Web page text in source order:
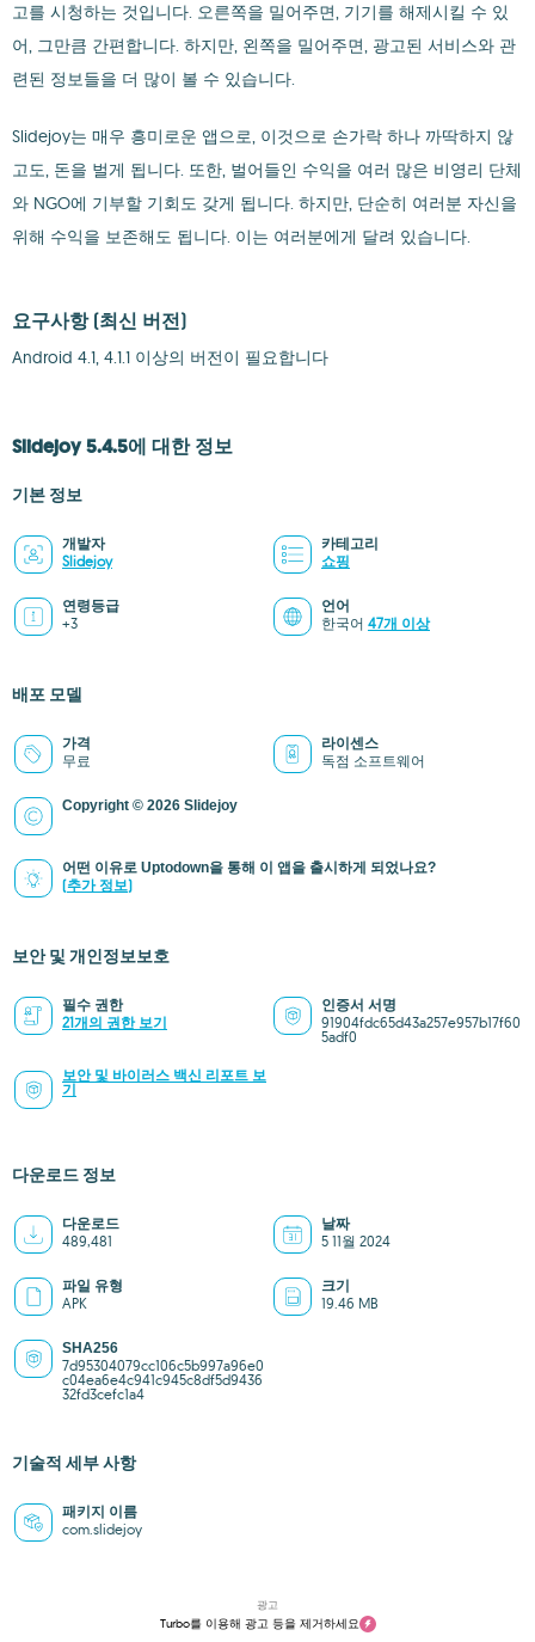
고를 시청하는 것입니다. 오른쪽을 밀어주면, 기기를 해제시킬 수 있
어, 그만큼 간편합니다. 하지만, 왼쪽을 밀어주면, 광고된 서비스와 관
련된 정보들을 더 많이 볼 수 있습니다.
Slidejoy는 매우 흥미로운 앱으로, 이것으로 손가락 하나 까딱하지 않
고도, 돈을 벌게 됩니다. 또한, 벌어들인 수익을 여러 많은 비영리 단체
와 NGO에 기부할 기회도 갖게 됩니다. 하지만, 단순히 여러분 자신을
위해 수익을 보존해도 됩니다. 이는 여러분에게 달려 있습니다.
요구사항 (최신 버전)
Android 4.1, 4.1.1 이상의 버전이 필요합니다
Slidejoy 5.4.5에 대한 정보
기본 정보
개발자
Slidejoy
카테고리
쇼핑
연령등급
+3
언어
한국어 47개 이상
배포 모델
가격
무료
라이센스
독점 소프트웨어
Copyright © 2026 Slidejoy
어떤 이유로 Uptodown을 통해 이 앱을 출시하게 되었나요?
(추가 정보)
보안 및 개인정보보호
필수 권한
21개의 권한 보기
인증서 서명
91904fdc65d43a257e957b17f60
5adf0
보안 및 바이러스 백신 리포트 보
기
다운로드 정보
다운로드
489,481
날짜
5 11월 2024
파일 유형
APK
크기
19.46 MB
SHA256
7d95304079cc106c5b997a96e0
c04ea6e4c941c945c8df5d9436
32fd3cefc1a4
기술적 세부 사항
패키지 이름
com.slidejoy
광고
Turbo를 이용해 광고 등을 제거하세요